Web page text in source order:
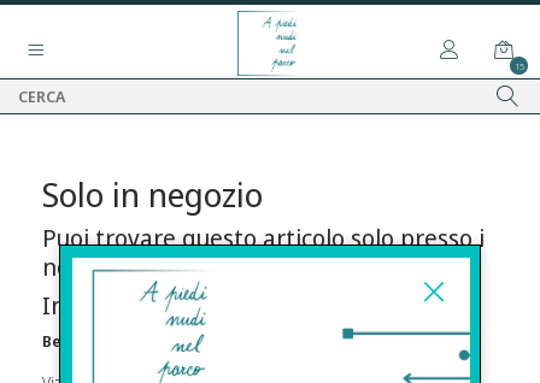
15
Solo in negozio
Puoi trovare questo articolo solo presso i
nostri punti vendita:
Info contatti
Before s.r.l.s.